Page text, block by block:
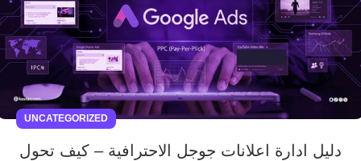
UNCATEGORIZED
دليل ادارة اعلانات جوجل الاحترافية – كيف تحول